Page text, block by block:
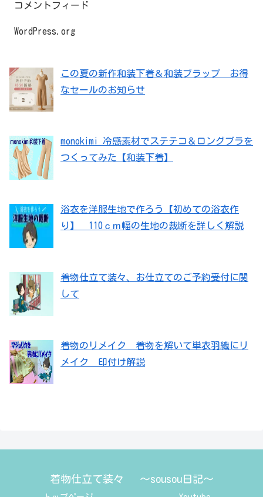
コメントフィード
WordPress.org
この夏の新作和装下着＆和装ブラップ お得
なセールのお知らせ
monokimi 冷感素材でステテコ＆ロングブラを
つくってみた【和装下着】
浴衣を洋服生地で作ろう【初めての浴衣作
り】 110ｃｍ幅の生地の裁断を詳しく解説
着物仕立て装々、お仕立てのご予約受付に関
して
着物のリメイク 着物を解いて単衣羽織にリ
メイク 印付け解説
着物仕立て装々 ～sousou日記～